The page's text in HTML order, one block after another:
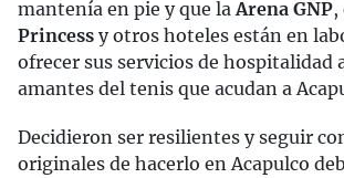
mantenía en pie y que laArena GNP,
Princess y otros hoteles están en
ofrecer sus servicios de hospitalidad
amantes del tenis que acudan a
Decidieron ser resilientes y seguir
originales de hacerlo en Acapulco